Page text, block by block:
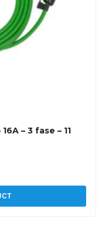
– 3 fase – 11